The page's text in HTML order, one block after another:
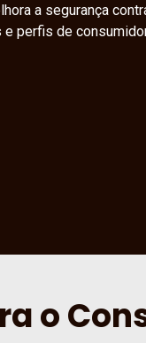
a segurança
e perfis de
o